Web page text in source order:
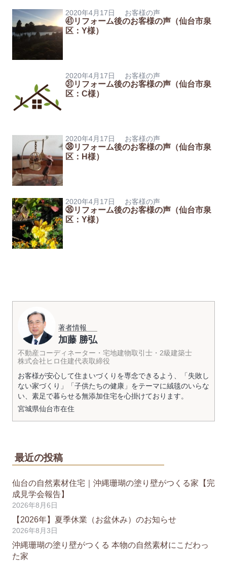
2020年4月17日 お客様の声
㊶リフォーム後のお客様の声（仙台市泉
区：Y様）
2020年4月17日 お客様の声
㉛リフォーム後のお客様の声（仙台市泉
区：C様）
2020年4月17日 お客様の声
㊳リフォーム後のお客様の声（仙台市泉
区：H様）
2020年4月17日 お客様の声
㉟リフォーム後のお客様の声（仙台市泉
区：Y様）
著者情報
加藤 勝弘
不動産コーディネーター・宅地建物取引士・2級建築士
株式会社ヒロ住建代表取締役
お客様が安心して住まいづくりを専念できるよう、「失敗し
ない家づくり」「子供たちの健康」をテーマに絨毯のいらな
い、素足で暮らせる無添加住宅を心掛けております。
宮城県仙台市在住
最近の投稿
仙台の自然素材住宅｜沖縄珊瑚の塗り壁がつくる家【完
成見学会報告】
2026年8月6日
【2026年】夏季休業（お盆休み）のお知らせ
2026年8月3日
沖縄珊瑚の塗り壁がつくる 本物の自然素材にこだわっ
た家